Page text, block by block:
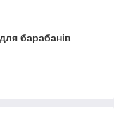
барабанів